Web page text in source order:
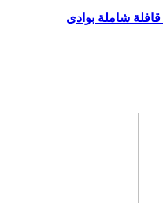
شاملة بوادى